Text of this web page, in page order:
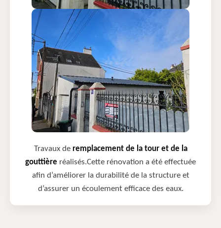
Travaux de remplacement de la tour et de la
gouttière réalisés.Cette rénovation a été effectuée
afin d’améliorer la durabilité de la structure et
d’assurer un écoulement efficace des eaux.